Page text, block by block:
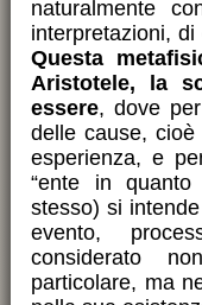
naturalmente
interpretazioni,
Questa
Aristotele, la
essere, dove
delle cause,
esperienza, e
“ente in
stesso) si
evento,
considerato
particolare, ma